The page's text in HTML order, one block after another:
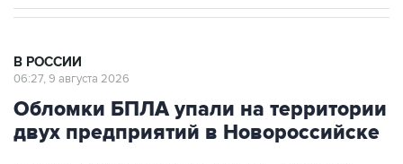
Обломки БПЛА упали на территории
двух предприятий в Новороссийске
Москва. 9 августа. INTERFAX.RU - Обломки